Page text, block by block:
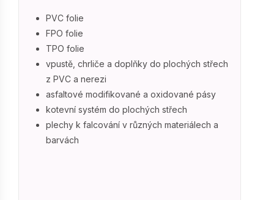
PVC folie
FPO folie
TPO folie
vpustě, chrliče a doplňky do plochých střech
z PVC a nerezi
asfaltové modifikované a oxidované pásy
kotevní systém do plochých střech
plechy k falcování v různých materiálech a
barvách